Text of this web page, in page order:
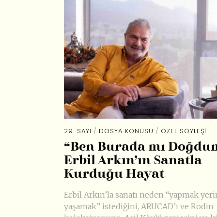
29. SAYI / DOSYA KONUSU / ÖZEL SÖYLEŞI
“Ben Burada mı
Erbil Arkın’ın Sanatla
Kurduğu Hayat
Erbil Arkın’la sanatı neden “yapmak
yaşamak” istediğini, ARUCAD’ı ve Rodin